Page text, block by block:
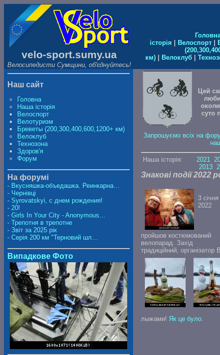
velo-sport.sumy.ua
Велосипедисти Сумщини, об'єднуйтесь!
історія
Велоспорт|
км)
Велоклуб
Наш сайт
Головна
Наша історія
Велоспорт
Велотуризм
Бреветы (200,300,400,600,1200+ км)
Велоклуб
Технозона
Здоров'я
Форум
На форумі
- Вкусняшка-объедашка. Реинкарна…
- Чернівці
- Syrovatskyi, с днем рождения!
- 20!
- Girls In Your City - Anonymous…
- Трепотня в трепотне
- Звіт за 2025 рік
- Серія 200 км "Терновий шл…
Випадкове Фото
Цей
суто
Запрошуємо всіх на
Наша історія:2021
2013
Знакові події 2022
3 січня
2022
пройшов костюмований
велопарад. Захід
традиційний,
лыжами! Як це було.